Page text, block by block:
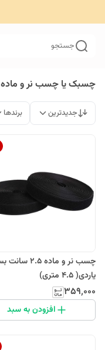
جستجو
چسبک یا چسب نر و ماده
جدیدترین برندها
یاردی( 4.5 متری)
۳۵۹٬۰۰۰
افزودن به سبد